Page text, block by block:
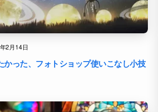
2月14日
かった、フォトショップ使いこなし小技